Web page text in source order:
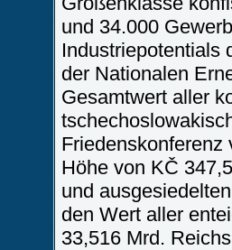
und 34.000
Industriepotentials
der Nationalen
Gesamtwert aller
Höhe von KČ
und
den Wert aller
33,516 Mrd.